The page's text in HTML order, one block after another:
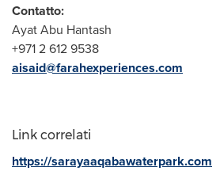
Contatto:
Ayat Abu Hantash
+971 2 612 9538
aisaid@farahexperiences.com
Link correlati
https://sarayaaqabawaterpark.com